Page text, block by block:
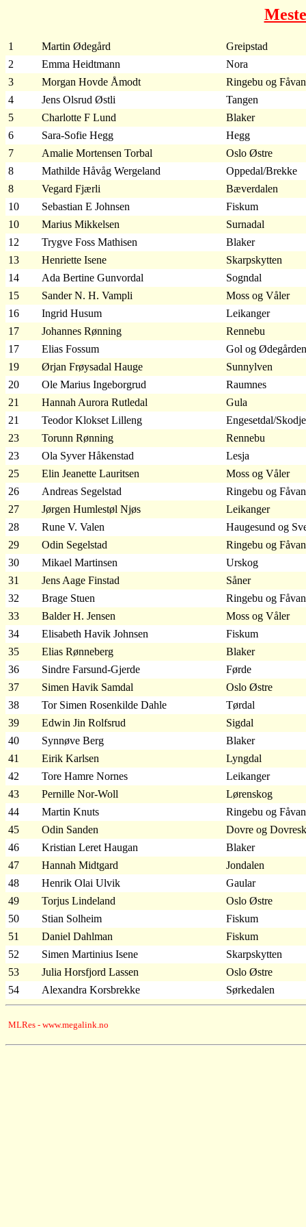
1 Martin Ødegård
Greipstad
2
Emma Heidtmann
Nora
3
Morgan Hovde Åmodt
Ringebu og
4
Jens Olsrud Østli
Tangen
5
Charlotte F Lund
Blaker
6
Sara-Sofie Hegg
Hegg
7
Amalie Mortensen Torbal
Oslo Østre
8
Mathilde Håvåg Wergeland
Oppedal/Brekke
8
Vegard Fjærli
Bæverdalen
10
Sebastian E Johnsen
Fiskum
10
Marius Mikkelsen
Surnadal
12
Trygve Foss Mathisen
Blaker
13
Henriette Isene
Skarpskytten
14
Ada Bertine Gunvordal
Sogndal
15
Sander N. H. Vampli
Moss og Våler
16
Ingrid Husum
Leikanger
17
Johannes Rønning
Rennebu
17
Elias Fossum
Gol og Ødegården
19
Ørjan Frøysadal Hauge
Sunnylven
20
Ole Marius Ingeborgrud
Raumnes
21
Hannah Aurora Rutledal
Gula
21
Teodor Klokset Lilleng
Engesetdal/Skodje
23
Torunn Rønning
Rennebu
23
Ola Syver Håkenstad
Lesja
25
Elin Jeanette Lauritsen
Moss og Våler
26
Andreas Segelstad
Ringebu og
27
Jørgen Humlestøl Njøs
Leikanger
28
Rune V. Valen
Haugesund og
29
Odin Segelstad
Ringebu og
30
Mikael Martinsen
Urskog
31
Jens Aage Finstad
Såner
32
Brage Stuen
Ringebu og
33
Balder H. Jensen
Moss og Våler
34
Elisabeth Havik Johnsen
Fiskum
35
Elias Rønneberg
Blaker
36
Sindre Farsund-Gjerde
Førde
37
Simen Havik Samdal
Oslo Østre
38
Tor Simen Rosenkilde Dahle
Tørdal
39
Edwin Jin Rolfsrud
Sigdal
40
Synnøve Berg
Blaker
41
Eirik Karlsen
Lyngdal
42
Tore Hamre Nornes
Leikanger
43
Pernille Nor-Woll
Lørenskog
44
Martin Knuts
Ringebu og
45
Odin Sanden
Dovre og
46
Kristian Leret Haugan
Blaker
47
Hannah Midtgard
Jondalen
48
Henrik Olai Ulvik
Gaular
49
Torjus Lindeland
Oslo Østre
50
Stian Solheim
Fiskum
51
Daniel Dahlman
Fiskum
52
Simen Martinius Isene
Skarpskytten
53
Julia Horsfjord Lassen
Oslo Østre
54
Alexandra Korsbrekke Sørkedalen
MLRes - www.megalink.no